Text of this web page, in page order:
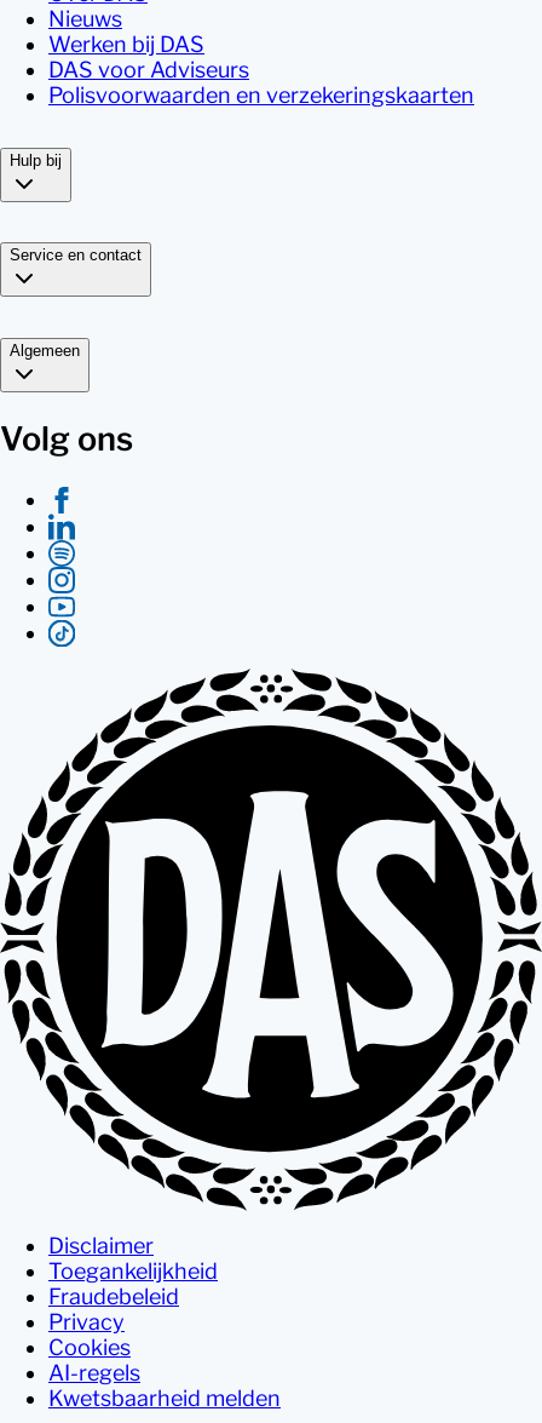
Nieuws
Werken bij DAS
DAS voor Adviseurs
Polisvoorwaarden en verzekeringskaarten
Hulp bij
Service en contact
Algemeen
Volg ons
Disclaimer
Toegankelijkheid
Fraudebeleid
Privacy
Cookies
AI-regels
Kwetsbaarheid melden